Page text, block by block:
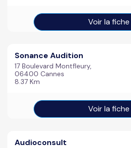
Voir la fiche
Sonance Audition
17 Boulevard Montfleury,
06400 Cannes
8.37 Km
Voir la fiche
Audioconsult